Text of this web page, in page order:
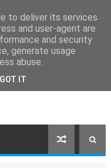
to deliver its services
and user-agent are
and security
generate usage
abuse.
GOT IT